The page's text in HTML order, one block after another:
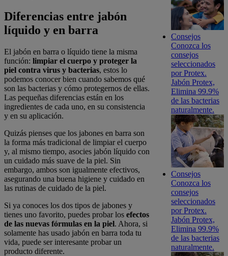
Diferencias entre jabón
líquido y en barra
El jabón en barra o líquido tiene la misma
función: limpiar el cuerpo y proteger la
piel contra virus y bacterias, estos lo
podemos conocer bien cuando sabemos qué
son las bacterias y cómo protegernos de ellas.
Las pequeñas diferencias están en los
ingredientes de cada uno, en su consistencia
y en su aplicación.
Quizás pienses que los jabones en barra son
la forma más tradicional de limpiar el cuerpo
y, al mismo tiempo, asocies jabón líquido con
un cuidado más suave de la piel. Sin
embargo, ambos son igualmente efectivos,
asegurando una buena higiene y cuidado en
las rutinas de cuidado de la piel.
Si ya conoces los dos tipos de jabones y
tienes uno favorito, puedes probar los efectos
de las nuevas fórmulas en la piel. Ahora, si
solamente has usado jabón en barra toda tu
vida, puede ser interesante probar un
producto diferente.
Consejos
Conozca los
consejos
seleccionados
por Protex.
Jabón Protex,
Elimina 99.9%
de las bacterias
naturalmente.
Consejos
Conozca los
consejos
seleccionados
por Protex.
Jabón Protex,
Elimina 99.9%
de las bacterias
naturalmente.